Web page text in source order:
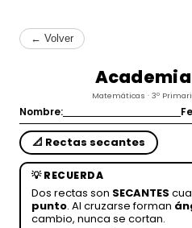
← Volver
Matemáticas · 3º
Nombre:
📐 Rectas secantes
💡 RECUERDA
Dos rectas son SECANTES
punto. Al cruzarse forman
cambio, nunca se cortan.